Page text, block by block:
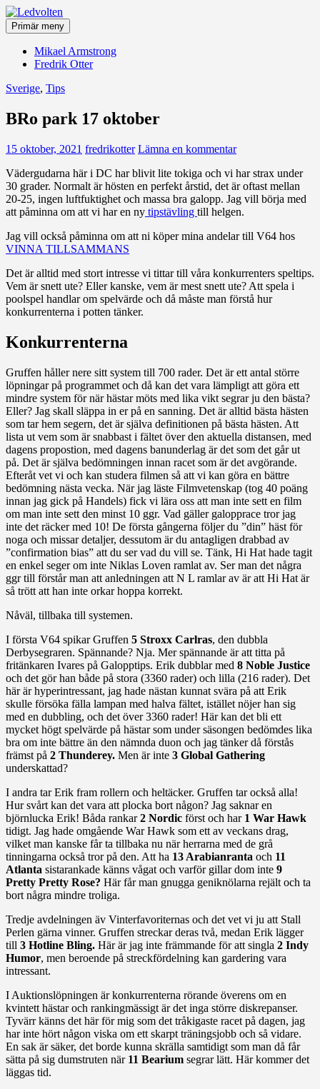
Hoppa
till
innehåll
Ledvolten
Primär meny
Mikael Armstrong
Fredrik Otter
Sverige, Tips
BRo park 17 oktober
15 oktober, 2021 fredrikotter Lämna en kommentar
Vädergudarna här i DC har blivit lite tokiga och vi har strax under
30 grader. Normalt är hösten en perfekt årstid, det är oftast mellan
20-25, ingen luftfuktighet och massa bra galopp. Jag vill börja med
att påminna om att vi har en ny tipstävling till helgen.
Jag vill också påminna om att ni köper mina andelar till V64 hos
VINNA TILLSAMMANS
Det är alltid med stort intresse vi tittar till våra konkurrenters speltips.
Vem är snett ute? Eller kanske, vem är mest snett ute? Att spela i
poolspel handlar om spelvärde och då måste man förstå hur
konkurrenterna i potten tänker.
Konkurrenterna
Gruffen håller nere sitt system till 700 rader. Det är ett antal större
löpningar på programmet och då kan det vara lämpligt att göra ett
mindre system för när hästar möts med lika vikt segrar ju den bästa?
Eller? Jag skall släppa in er på en sanning. Det är alltid bästa hästen
som tar hem segern, det är själva definitionen på bästa hästen. Att
lista ut vem som är snabbast i fältet över den aktuella distansen, med
dagens propostion, med dagens banunderlag är det som det går ut
på. Det är själva bedömningen innan racet som är det avgörande.
Efteråt vet vi och kan studera filmen så att vi kan göra en bättre
bedömning nästa vecka. När jag läste Filmvetenskap (tog 40 poäng
innan jag gick på Handels) fick vi lära oss att man inte sett en film
om man inte sett den minst 10 ggr. Vad gäller galopprace tror jag
inte det räcker med 10! De första gångerna följer du ”din” häst för
noga och missar detaljer, dessutom är du antagligen drabbad av
”confirmation bias” att du ser vad du vill se. Tänk, Hi Hat hade tagit
en enkel seger om inte Niklas Loven ramlat av. Ser man det några
ggr till förstår man att anledningen att N L ramlar av är att Hi Hat är
så trött att han inte orkar hoppa korrekt.
Nåväl, tillbaka till systemen.
I första V64 spikar Gruffen 5 Stroxx Carlras, den dubbla
Derbysegraren. Spännande? Nja. Mer spännande är att titta på
fritänkaren Ivares på Galopptips. Erik dubblar med 8 Noble Justice
och det gör han både på stora (3360 rader) och lilla (216 rader). Det
här är hyperintressant, jag hade nästan kunnat svära på att Erik
skulle försöka fälla lampan med halva fältet, istället nöjer han sig
med en dubbling, och det över 3360 rader! Här kan det bli ett
mycket högt spelvärde på hästar som under säsongen bedömdes lika
bra om inte bättre än den nämnda duon och jag tänker då förstås
främst på 2 Thunderey. Men är inte 3 Global Gathering
underskattad?
I andra tar Erik fram rollern och heltäcker. Gruffen tar också alla!
Hur svårt kan det vara att plocka bort någon? Jag saknar en
björnlucka Erik! Båda rankar2 Nordic först och har 1 War Hawk
tidigt. Jag hade omgående War Hawk som ett av veckans drag,
vilket man kanske får ta tillbaka nu när herrarna med de grå
tinningarna också tror på den. Att ha 13 Arabianranta och 11
Atlanta sistarankade känns vågat och varför gillar dom inte 9
Pretty Pretty Rose? Här får man gnugga geniknölarna rejält och ta
bort några mindre troliga.
Tredje avdelningen äv Vinterfavoriternas och det vet vi ju att Stall
Perlen gärna vinner. Gruffen streckar deras två, medan Erik lägger
till 3 Hotline Bling. Här är jag inte främmande för att singla 2 Indy
Humor, men beroende på streckfördelning kan gardering vara
intressant.
I Auktionslöpningen är konkurrenterna rörande överens om en
kvintett hästar och rankingmässigt är det inga större diskrepanser.
Tyvärr känns det här för mig som det tråkigaste racet på dagen, jag
har inte hört någon viska om ett skarpt träningsjobb och så vidare.
En sak är säker, det borde kunna skrälla samtidigt som man då får
sätta på sig dumstruten när 11 Bearium segrar lätt. Här kommer det
läggas tid.